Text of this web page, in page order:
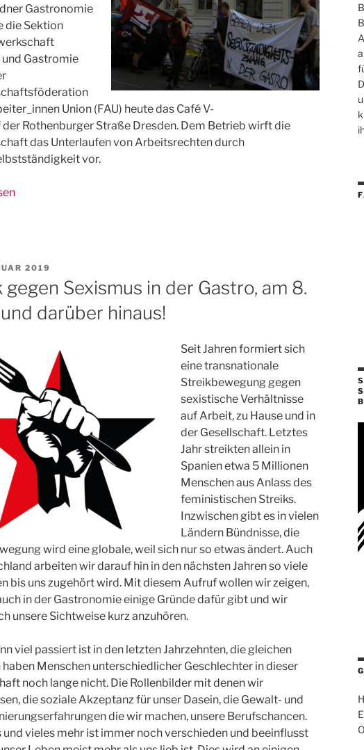
Gastronomie
die Sektion
und Gastromie
Union (FAU) heute das Café V-
der Rothenburger Straße Dresden. Dem Betrieb wirft die
das Unterlaufen von Arbeitsrechten durch
vor.
2019
gegen Sexismus in der Gastro, am 8.
darüber hinaus!
Seit Jahren formiert sich
eine transnationale
Streikbewegung gegen
sexistische Verhältnisse
auf Arbeit, zu Hause und in
der Gesellschaft. Letztes
Jahr streikten allein in
Spanien etwa 5 Millionen
Menschen aus Anlass des
feministischen Streiks.
Inzwischen gibt es in vielen
Ländern Bündnisse, die
wird eine globale, weil sich nur so etwas ändert. Auch
arbeiten wir darauf hin in den nächsten Jahren so viele
bis uns zugehört wird. Mit diesem Aufruf wollen wir zeigen,
in der Gastronomie einige Gründe dafür gibt und wir
unsere Sichtweise kurz anzuhören.
viel passiert ist in den letzten Jahrzehnten, die gleichen
haben Menschen unterschiedlicher Geschlechter in dieser
noch lange nicht. Die Rollenbilder mit denen wir
die soziale Akzeptanz für unser Dasein, die Gewalt- und
die wir machen, unsere Berufschancen.
und vieles mehr ist immer noch verschieden und beeinflusst